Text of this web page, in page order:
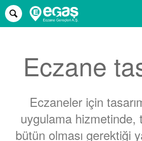
Ana sayfa Design
Eczane
Eczaneler için
uygulama hizmetinde,
bütün olması gerektiği